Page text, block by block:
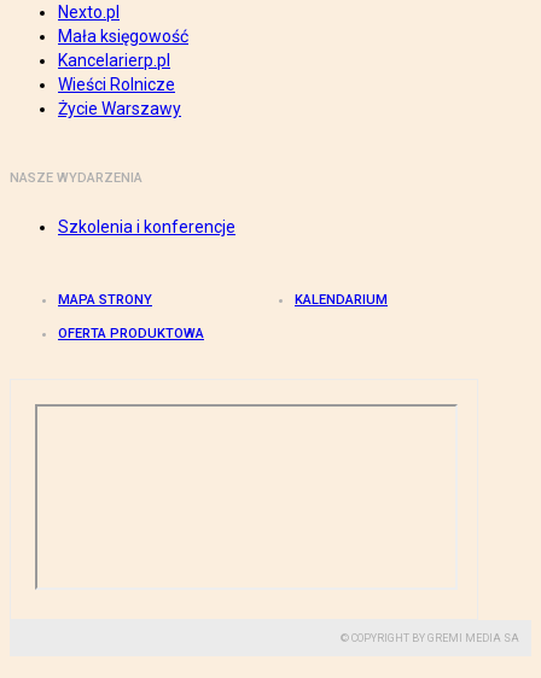
Nexto.pl
Mała księgowość
Kancelarierp.pl
Wieści Rolnicze
Życie Warszawy
NASZE WYDARZENIA
Szkolenia i konferencje
MAPA STRONY KALENDARIUM
OFERTA PRODUKTOWA
© COPYRIGHT BY GREMI MEDIA SA